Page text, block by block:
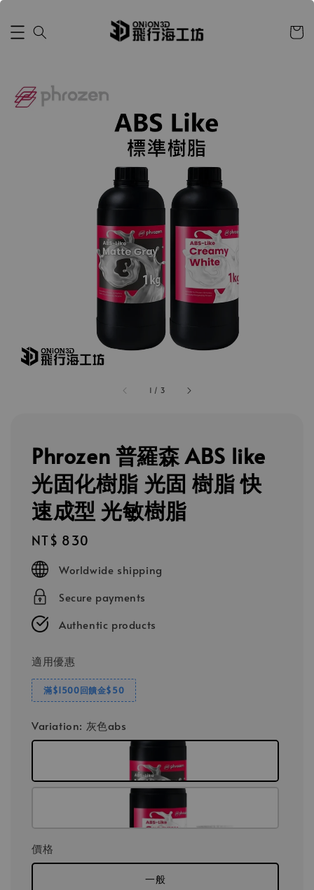
1 / 3
Phrozen 普羅森 ABS like
光固化樹脂 光固 樹脂 快
速成型 光敏樹脂
Regular
price
NT$ 830
Worldwide shipping
Secure payments
Authentic products
適用優惠
滿$1500回饋金$50
Variation: 灰色abs
價格
一般